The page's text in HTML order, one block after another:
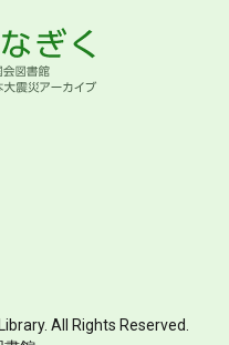
All Rights Reserved.